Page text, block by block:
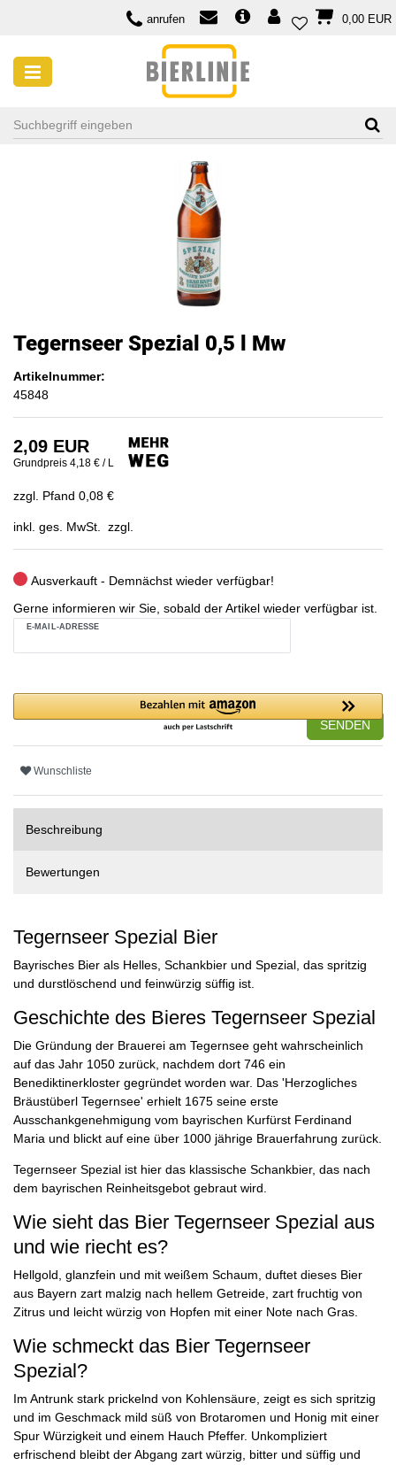
anrufen 0,00 EUR
Tegernseer Spezial 0,5 l Mw
Artikelnummer:
45848
2,09 EUR
Grundpreis 4,18 € / L
zzgl. Pfand 0,08 €
inkl. ges. MwSt. zzgl.
Ausverkauft - Demnächst wieder verfügbar!
Gerne informieren wir Sie, sobald der Artikel wieder verfügbar ist.
E-MAIL-ADRESSE
SENDEN
Wunschliste
Beschreibung
Bewertungen
Tegernseer Spezial Bier
Bayrisches Bier als Helles, Schankbier und Spezial, das spritzig
und durstlöschend und feinwürzig süffig ist.
Geschichte des Bieres Tegernseer Spezial
Die Gründung der Brauerei am Tegernsee geht wahrscheinlich
auf das Jahr 1050 zurück, nachdem dort 746 ein
Benediktinerkloster gegründet worden war. Das 'Herzogliches
Bräustüberl Tegernsee' erhielt 1675 seine erste
Ausschankgenehmigung vom bayrischen Kurfürst Ferdinand
Maria und blickt auf eine über 1000 jährige Brauerfahrung zurück.
Tegernseer Spezial ist hier das klassische Schankbier, das nach
dem bayrischen Reinheitsgebot gebraut wird.
Wie sieht das Bier Tegernseer Spezial aus
und wie riecht es?
Hellgold, glanzfein und mit weißem Schaum, duftet dieses Bier
aus Bayern zart malzig nach hellem Getreide, zart fruchtig von
Zitrus und leicht würzig von Hopfen mit einer Note nach Gras.
Wie schmeckt das Bier Tegernseer
Spezial?
Im Antrunk stark prickelnd von Kohlensäure, zeigt es sich spritzig
und im Geschmack mild süß von Brotaromen und Honig mit einer
Spur Würzigkeit und einem Hauch Pfeffer. Unkompliziert
erfrischend bleibt der Abgang zart würzig, bitter und süffig und